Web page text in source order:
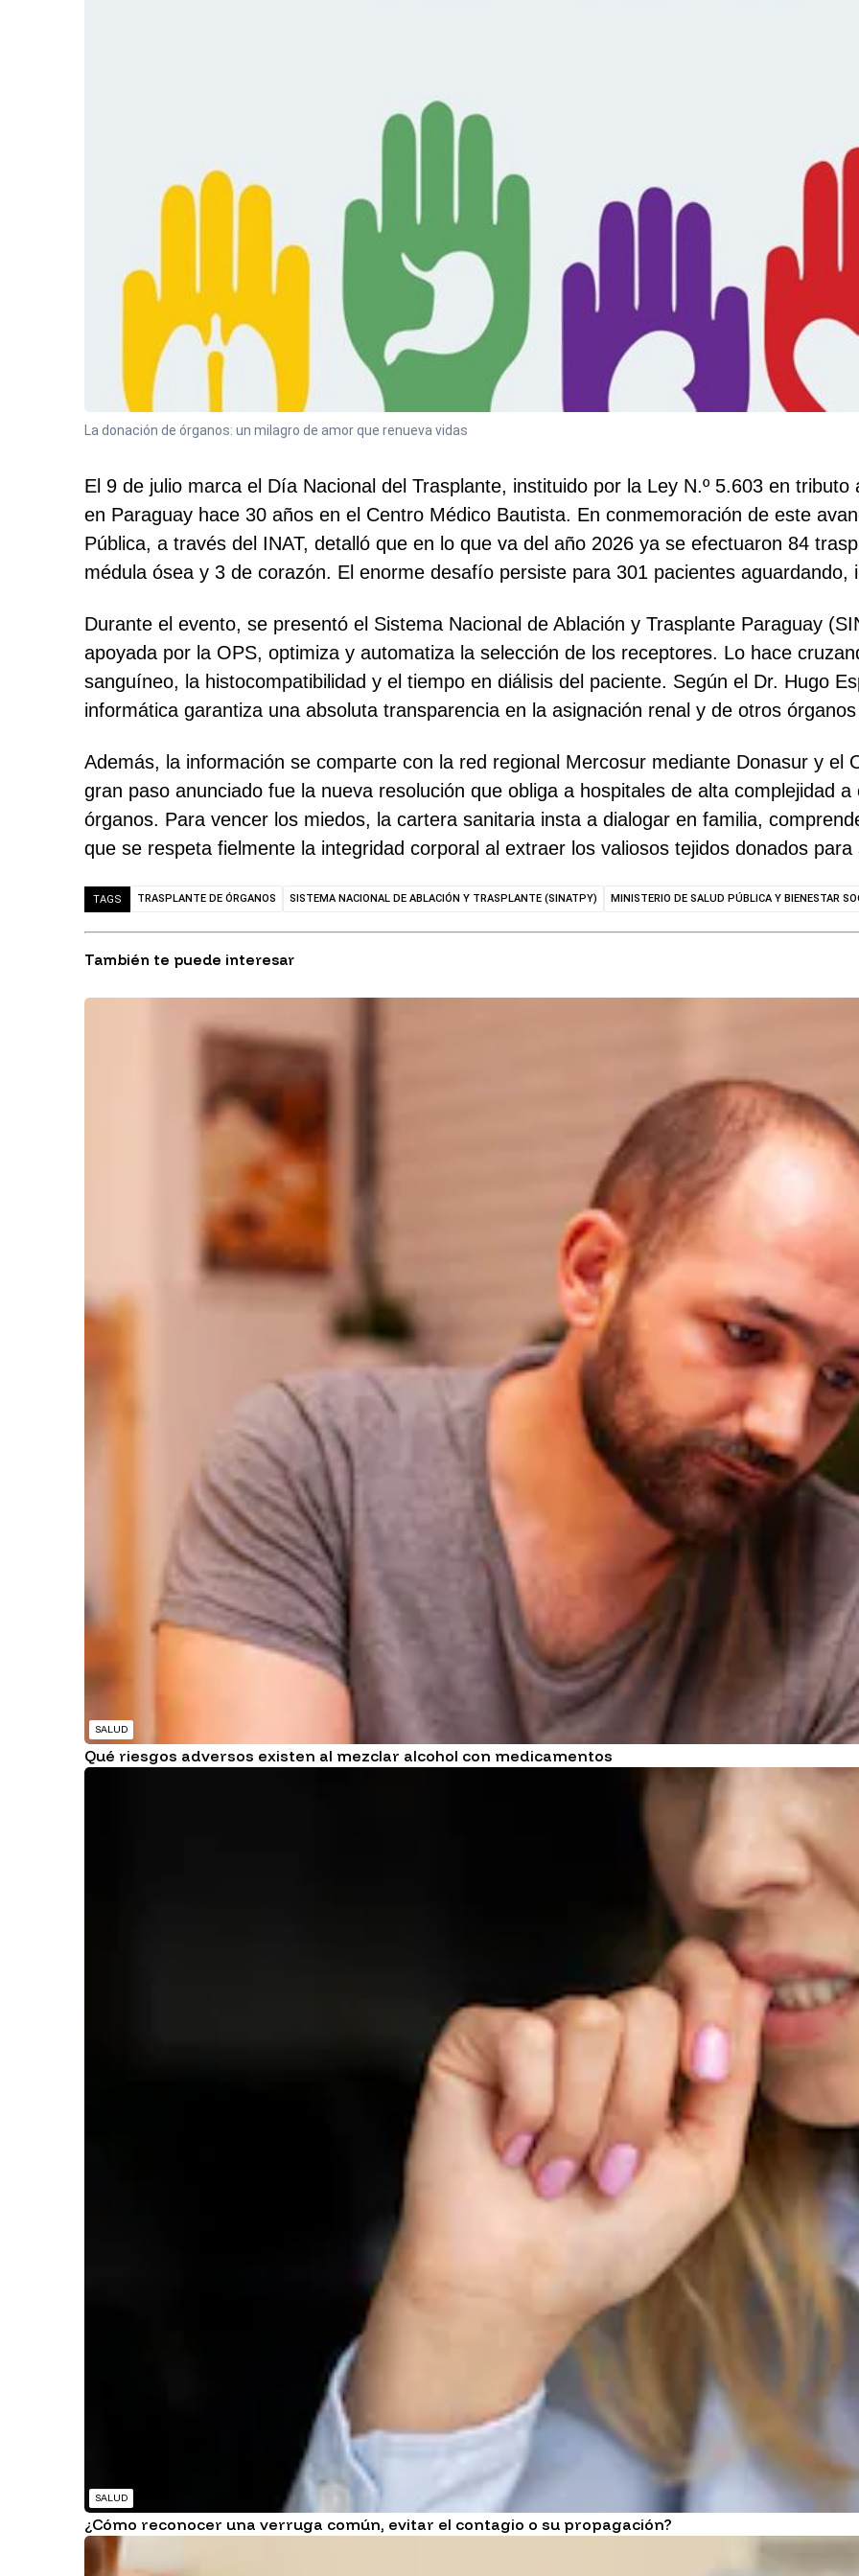
La donación de órganos: un milagro de amor que renueva vidas
El 9 de julio marca el Día Nacional del Trasplante, instituido por la Ley N.º 5.603 en
en Paraguay hace 30 años en el Centro Médico Bautista. En conmemoración de este
Pública, a través del INAT, detalló que en lo que va del año 2026 ya se efectuaron 84
médula ósea y 3 de corazón. El enorme desafío persiste para 301 pacientes aguardando,
Durante el evento, se presentó el Sistema Nacional de Ablación y Trasplante Paraguay
apoyada por la OPS, optimiza y automatiza la selección de los receptores. Lo hace
sanguíneo, la histocompatibilidad y el tiempo en diálisis del paciente. Según el Dr. Hugo
informática garantiza una absoluta transparencia en la asignación renal y de otros
Además, la información se comparte con la red regional Mercosur mediante Donasur y el
gran paso anunciado fue la nueva resolución que obliga a hospitales de alta complejidad
órganos. Para vencer los miedos, la cartera sanitaria insta a dialogar en familia,
que se respeta fielmente la integridad corporal al extraer los valiosos tejidos donados
TAGS TRASPLANTE DE ÓRGANOS SISTEMA NACIONAL DE ABLACIÓN Y TRASPLANTE (SINATPY) MINISTERIO DE SALUD PÚBLICA Y BIENESTAR
También te puede interesar
SALUD
Qué riesgos adversos existen al mezclar alcohol con medicamentos
SALUD
¿Cómo reconocer una verruga común, evitar el contagio o su propagación?